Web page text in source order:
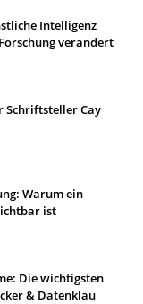
Intelligenz
verändert
Schriftsteller Cay
Warum ein
ist
Die wichtigsten
& Datenklau